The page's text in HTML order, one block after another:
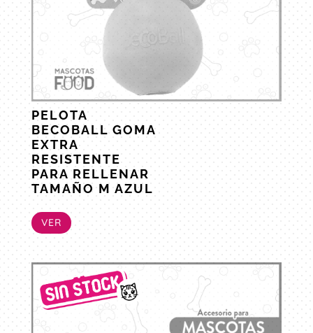
PELOTA
BECOBALL GOMA
EXTRA
RESISTENTE
PARA RELLENAR
TAMAÑO M AZUL
VER